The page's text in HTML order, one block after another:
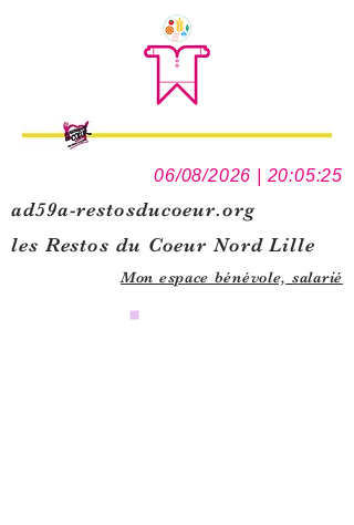
06/08/2026 | 20:05:25
ad59a-restosducoeur.org
les Restos du Coeur Nord Lille
Mon espace bénévole, salarié